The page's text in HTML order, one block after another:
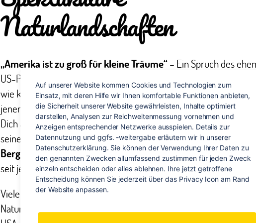
Naturlandschaften
„Amerika ist zu groß für kleine Träume“– Ein Spruch des
US-Präsidenten Ronald Reagan, der das amerikanischen
wie kaum ein anderer auf den Punkt trifft und Dir einen Eindruck
jenem Gefühl der Freiheit und grenzenlosen Möglichkeiten
Dich auf einer Amerika-Reise erwarten. Gerade in den
seine Besucher mittiefen Canyonschluchten, weiten
Berglandschaften oder rauer Präriefaszinieren, wird Dir
seit jeher durch die Medien vermittelt.
Viele denken sofort an bekannte
Naturschauspiele und beliebte
Auf unserer Website kommen Cookies und Technologien zum
Einsatz, mit deren Hilfe wir Ihnen komfortable Funktionen anbieten,
die Sicherheit unserer Website gewährleisten, Inhalte optimiert
darstellen, Analysen zur Reichweitenmessung vornehmen und
Anzeigen entsprechender Netzwerke ausspielen. Details zur
Datennutzung und ggfs. -weitergabe erläutern wir in unserer
Datenschutzerklärung. Sie können der Verwendung Ihrer Daten zu
den genannten Zwecken allumfassend zustimmen für jeden Zweck
einzeln entscheiden oder alles ablehnen. Ihre jetzt getroffene
Entscheidung können Sie jederzeit über das Privacy Icon am Rand
der Website anpassen.